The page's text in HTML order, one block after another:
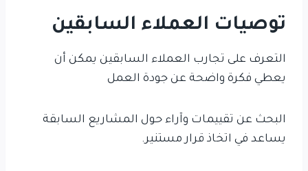
توصيات العملاء السابقين
التعرف على تجارب العملاء السابقين يمكن أن
يعطي فكرة واضحة عن جودة العمل
البحث عن تقييمات وآراء حول المشاريع السابقة
يساعد في اتخاذ قرار مستنير.